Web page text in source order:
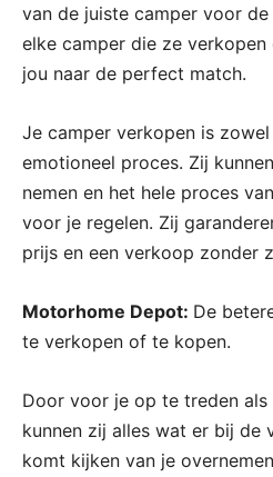
van de juiste camper voor
elke camper die ze verkopen
jou naar de perfect match.
Je camper verkopen is
emotioneel proces. Zij
nemen en het hele proces
voor je regelen. Zij
prijs en een verkoop zonder
Motorhome Depot: De
te verkopen of te kopen.
Door voor je op te treden als
kunnen zij alles wat er bij de
komt kijken van je